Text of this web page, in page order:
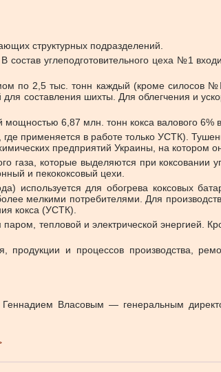
структурных подразделений.
углеподготовительного цеха №1
по 2,5 тыс. тонн каждый (кроме
составления шихты. Для облегчения и
6,87 млн. тонн кокса валового 6%
применяется в работе только УСТК).
предприятий Украины, на котором
газа, которые выделяются при коксовании
и пекококсовый цехи.
используется для обогрева коксовых
мелкими потребителями. Для
кокса (УСТК).
тепловой и электрической энергией.
и процессов производства,
Власовым — генеральным